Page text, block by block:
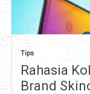
Tips
Rahasia
Brand